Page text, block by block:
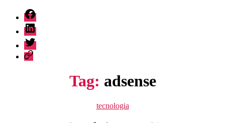
fb
linkedin
twitter
sessionize
Tag: adsense
Categorie
tecnologia